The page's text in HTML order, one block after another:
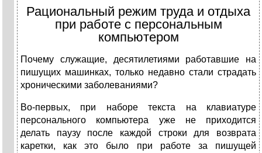
Рациональный режим труда и отдыха
при работе с персональным
компьютером
Почему служащие, десятилетиями работавшие на
пишущих машинках, только недавно стали страдать
хроническими заболеваниями?
Во-первых, при наборе текста на клавиатуре
персонального компьютера уже не приходится
делать паузу после каждой строки для возврата
каретки, как это было при работе за пишущей